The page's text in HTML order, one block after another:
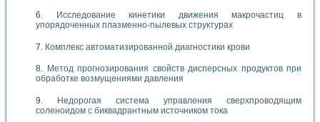
Исследование кинетики движения макрочастиц в
упорядоченных плазменно-пылевых структурах
Комплекс автоматизированной диагностики крови
Метод прогнозирования свойств дисперсных продуктов при
обработке возмущениями давления
Недорогая система управления сверхпроводящим
соленоидом с биквадрантным источником тока